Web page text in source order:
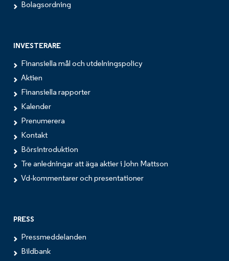
Bolagsordning
INVESTERARE
Finansiella mål och utdelningspolicy
Aktien
Finansiella rapporter
Kalender
Prenumerera
Kontakt
Börsintroduktion
Tre anledningar att äga aktier i John Mattson
Vd-kommentarer och presentationer
PRESS
Pressmeddelanden
Bildbank